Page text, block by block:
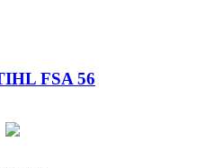
FSA 56